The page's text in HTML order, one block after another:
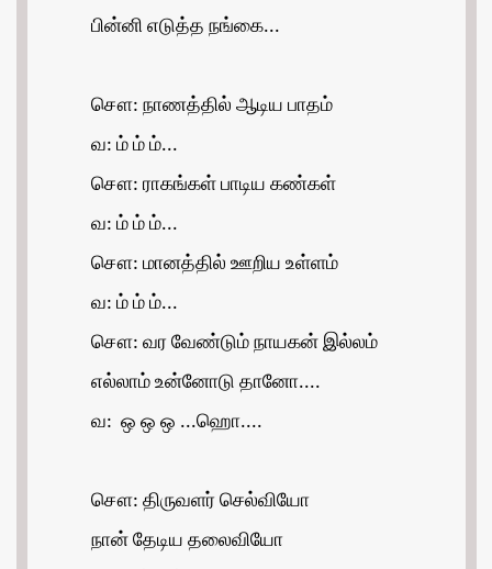
பின்னி எடுத்த நங்கை...
சௌ: நாணத்தில் ஆடிய பாதம்
வ: ம் ம் ம்...
சௌ: ராகங்கள் பாடிய கண்கள்
வ: ம் ம் ம்...
சௌ: மானத்தில் ஊறிய உள்ளம்
வ: ம் ம் ம்...
சௌ: வர வேண்டும் நாயகன் இல்லம்
எல்லாம் உன்னோடு தானோ....
வ: ஒ ஒ ஒ ...ஹொ....
சௌ: திருவளர் செல்வியோ
நான் தேடிய தலைவியோ